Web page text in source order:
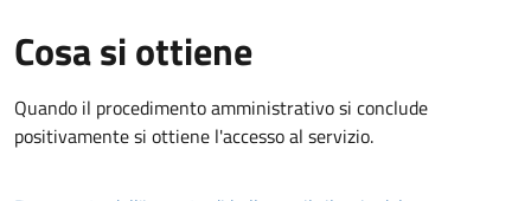
Cosa si ottiene
Quando il procedimento amministrativo si conclude
positivamente si ottiene l'accesso al servizio.